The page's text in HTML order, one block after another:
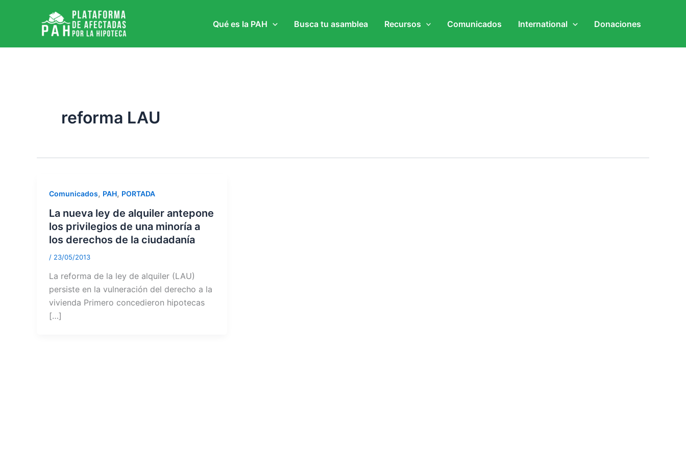
Qué es la PAH Busca tu asamblea Recursos Comunicados International Donaciones
reforma LAU
Comunicados, PAH, PORTADA
La nueva ley de alquiler antepone
los privilegios de una minoría a
los derechos de la ciudadanía
/ 23/05/2013
La reforma de la ley de alquiler (LAU)
persiste en la vulneración del derecho a la
vivienda Primero concedieron hipotecas
[…]